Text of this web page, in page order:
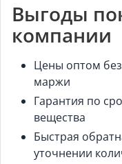
Выгоды
компании
Цены оптом
маржи
Гарантия по
вещества
Быстрая
уточнении